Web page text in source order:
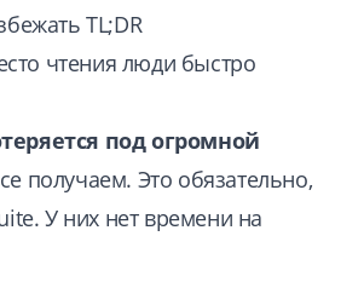
TL;DR
чтения люди быстро
под огромной
получаем. Это обязательно,
У них нет времени на